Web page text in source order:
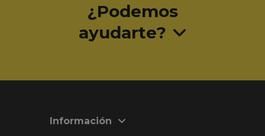
¿Podemos
ayudarte?
Información